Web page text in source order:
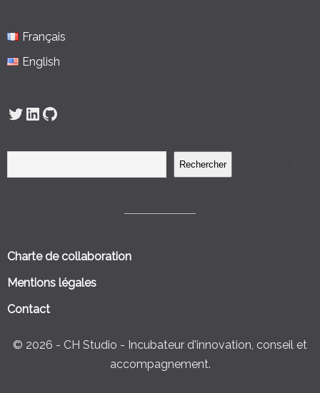
Français
English
Twitter
LinkedIn
GitHub
Rechercher
Charte de collaboration
Mentions légales
Contact
© 2026 - CH Studio - Incubateur d'innovation, conseil et
accompagnement.